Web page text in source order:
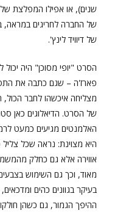
שנים), או אפילו המפלצת
של החברה לחריגים במראה,
של דיוויד לינץ'.
הסרט "יופי מסוכן" היה
פארז'ה – שגם כתבה את
מצליחה איכשהו לחבר הכול,
של הסרט. הדיאלוגים כאן
האלמנטים מגיעים כמעט
היא מצוינת: נראה שכל
אווירה אלא גם כחלק
מאוד, וכך גם השימוש
בעיקר בגוונים כהים
ההיפך הגמור, גם כשהן